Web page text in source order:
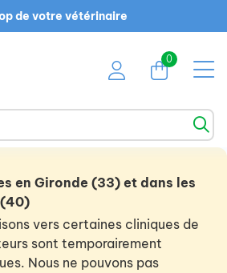
de votre vétérinaire
0
en Gironde (33) et dans les
vers certaines cliniques de
sont temporairement
Nous ne pouvons pas